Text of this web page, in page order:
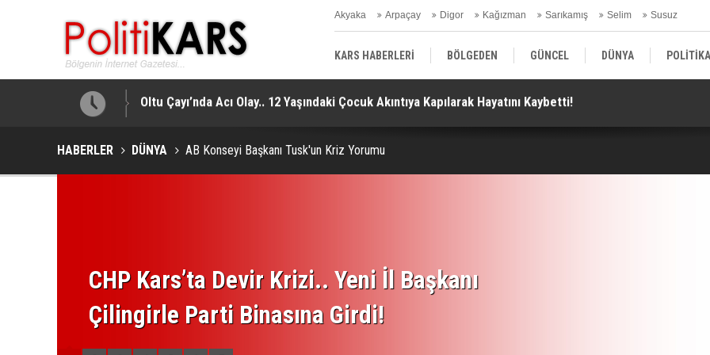
Akyaka Arpaçay Digor Kağızman Sarıkamış Selim Susuz
KARS HABERLERİ BÖLGEDEN GÜNCEL DÜNYA POLİTİKA
EKONOMİ | FİNANS | OTOMOTİV KÜLTÜR | SANAT | MAGAZİN
Barış Süreci’nde Yeni Aşama.. PKK’nin Silah Bırakma Kararından Meclis’teki “Çerçeve Yasa”na!
HABERLER DÜNYA AB Konseyi Başkanı Tusk'un Kriz Yorumu
CHP Kars’ta Devir Krizi.. Yeni İl Başkanı
Çilingirle Parti Binasına Girdi!